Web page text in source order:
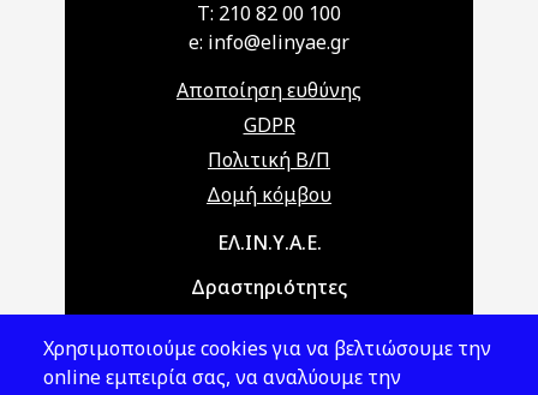
T: 210 82 00 100
e: info@elinyae.gr
Αποποίηση ευθύνης
GDPR
Πολιτική Β/Π
Δομή κόμβου
Main navigationΕΛ.ΙΝ.Υ.Α.Ε.
Δραστηριότητες
Νομοθεσία
Χρησιμοποιούμε cookies για να βελτιώσουμε την
online εμπειρία σας, να αναλύουμε την